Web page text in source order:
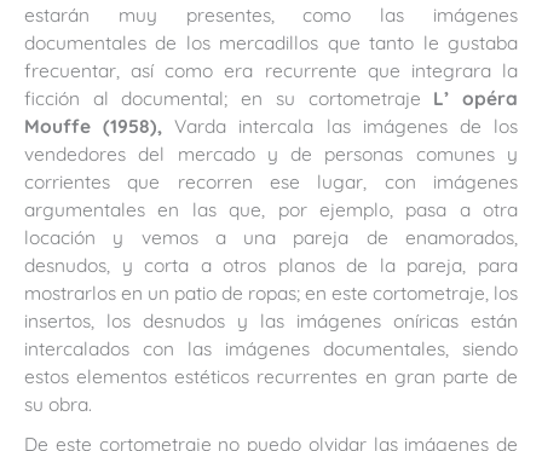
estarán muy presentes, como las imágenes
documentales de los mercadillos que tanto le gustaba
frecuentar, así como era recurrente que integrara la
ficción al documental; en su cortometraje L’ opéra
Mouffe (1958),Varda intercala las imágenes de los
vendedores del mercado y de personas comunes y
corrientes que recorren ese lugar, con imágenes
argumentales en las que, por ejemplo, pasa a otra
locación y vemos a una pareja de enamorados,
desnudos, y corta a otros planos de la pareja, para
mostrarlos en un patio de ropas; en este cortometraje, los
insertos, los desnudos y las imágenes oníricas están
intercalados con las imágenes documentales, siendo
estos elementos estéticos recurrentes en gran parte de
su obra.
De este cortometraje no puedo olvidar las imágenes de